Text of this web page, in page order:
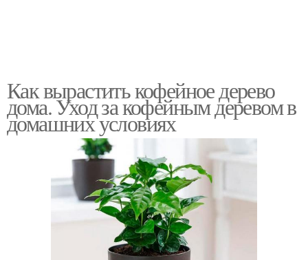
Как вырастить кофейное дерево
дома. Уход за кофейным деревом в
домашних условиях